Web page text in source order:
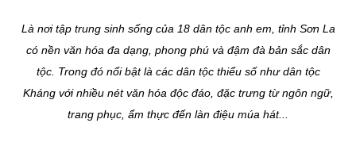
Là nơi tập trung sinh sống của 18 dân tộc anh em, tỉnh Sơn La
có nền văn hóa đa dạng, phong phú và đậm đà bản sắc dân
tộc. Trong đó nổi bật là các dân tộc thiểu số như dân tộc
Kháng với nhiều nét văn hóa độc đáo, đặc trưng từ ngôn ngữ,
trang phục, ẩm thực đến làn điệu múa hát...